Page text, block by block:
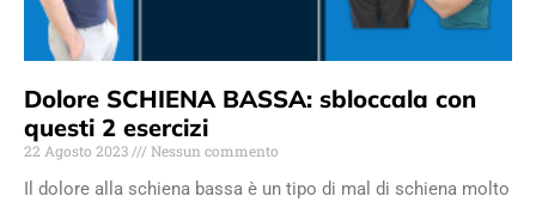
Dolore SCHIENA BASSA: sbloccala con
questi 2 esercizi
22 Agosto 2023 Nessun commento
Il dolore alla schiena bassa è un tipo di mal di schiena molto